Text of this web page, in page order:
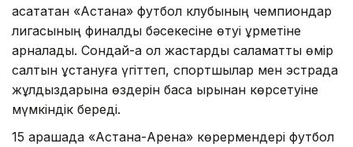
асқақтатқан «Астана» футбол клубының чемпиондар
лигасының финалдық бәсекесіне өтуі құрметіне
арналады. Сондай-ақ ол жастарды саламатты өмір
салтын ұстануға үгіттеп, спортшылар мен эстрада
жұлдыздарына өздерін басқа қырынан көрсетуіне
мүмкіндік береді.
15 қарашада «Астана-Арена» көрермендері футбол